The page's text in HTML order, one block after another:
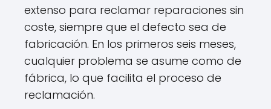
extenso para reclamar reparaciones sin
coste, siempre que el defecto sea de
fabricación. En los primeros seis meses,
cualquier problema se asume como de
fábrica, lo que facilita el proceso de
reclamación.